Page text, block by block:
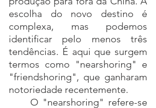
escolha do novo destino é
complexa, mas podemos
identificar pelo menos três
tendências. É aqui que surgem
termos como "nearshoring" e
"friendshoring", que ganharam
notoriedade recentemente.